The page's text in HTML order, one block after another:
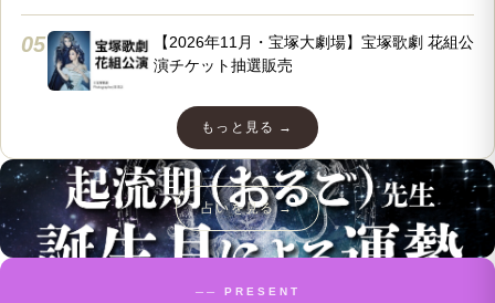
05
【2026年11月・宝塚大劇場】宝塚歌劇 花組公
演チケット抽選販売
もっと見る →
占いを見る →
── PRESENT